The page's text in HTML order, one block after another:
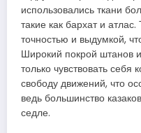
использовались ткани
такие как бархат и
точностью и выдумкой,
Широкий покрой штанов
только чувствовать
свободу движений, что
ведь большинство
седле.